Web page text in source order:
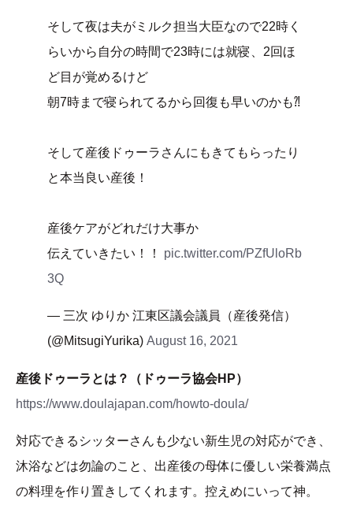
そして夜は夫がミルク担当大臣なので22時く
らいから自分の時間で23時には就寝、2回ほ
ど目が覚めるけど
朝7時まで寝られてるから回復も早いのかも⁈
そして産後ドゥーラさんにもきてもらったり
と本当良い産後！
産後ケアがどれだけ大事か
伝えていきたい！！ pic.twitter.com/PZfUloRb
3Q
— 三次 ゆりか 江東区議会議員（産後発信）
(@MitsugiYurika) August 16, 2021
産後ドゥーラとは？（ドゥーラ協会HP）
https://www.doulajapan.com/howto-doula/
対応できるシッターさんも少ない新生児の対応ができ、
沐浴などは勿論のこと、出産後の母体に優しい栄養満点
の料理を作り置きしてくれます。控えめにいって神。